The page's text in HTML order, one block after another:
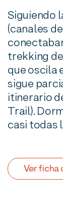
Siguiendo
(canales
trekking
que oscila
sigue
itinerario
Trail).
casi todas
Ver ficha